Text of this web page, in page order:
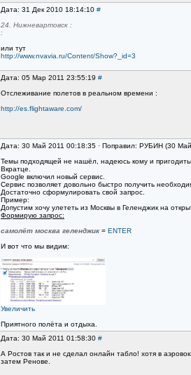
Дата: 31 Дек 2010 18:14:10 #
24. Нижневартовск :
:
или тут
http://www.nvavia.ru/Content/Show?_id=3
Дата: 05 Мар 2011 23:55:19 #
Отслеживание полетов в реальном времени :
http://es.flightaware.com/
Дата: 30 Май 2011 00:18:35 · Поправил: РУБИН (30
Темы подходящей не нашёл, надеюсь кому и
Вкратце.
Google включил новый сервис.
Сервис позволяет довольно быстро получить
Достаточно сформулировать свой запрос.
Пример:
Допустим хочу улететь из Москвы в Геленджик на
Формирую запрос:
самолёт москва геленджик = ENTER
И вот что мы видим:
Увеличить
Приятного полёта и отдыха.
Дата: 30 Май 2011 01:58:30 #
А Ростов так и не сделал онлайн табло! хотя в
затем Ренове.